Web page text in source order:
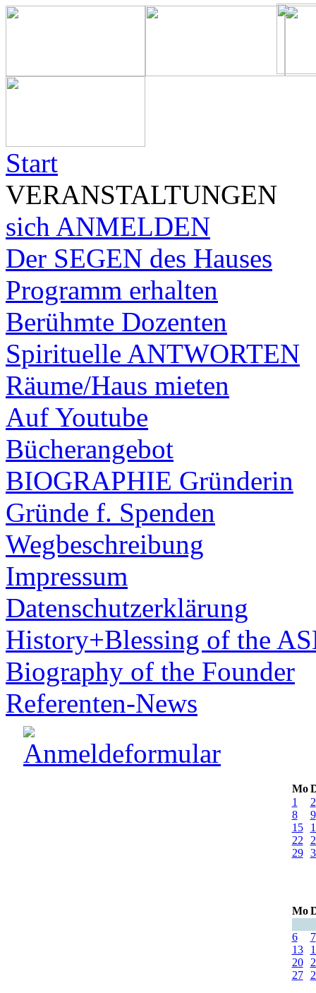
Start
VERANSTALTUNGEN
sich ANMELDEN
Der SEGEN des Hauses
Programm erhalten
Berühmte Dozenten
Spirituelle ANTWORTEN
Räume/Haus mieten
Auf Youtube
Bücherangebot
BIOGRAPHIE Gründerin
Gründe f. Spenden
Wegbeschreibung
Impressum
Datenschutzerklärung
History+Blessing of the
Biography of the Founder
Referenten-News
Mo
1
2
8
9
15
22
29
Mo
6
7
13
20
27